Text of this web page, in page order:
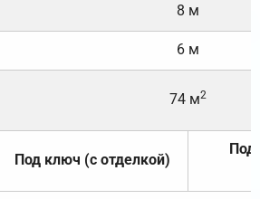
8 м
6 м
74 м2
Под ключ (с отделкой)
Под